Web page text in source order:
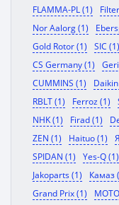
FLAMMA-PL (1)
Nor Aalorg (1)
Gold Rotor (1)
SIC (1)
CS Germany (1)
CUMMINS (1)
RBLT (1)
Ferroz (1)
NHK (1)
Firad (1)
ZEN (1)
Haituo (1)
SPIDAN (1)
Yes-Q (1)
Jakoparts (1)
Камаз
Grand Prix (1)